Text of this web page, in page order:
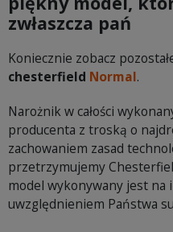
zwłaszcza pań
Koniecznie zobacz
chesterfield Normal.
Narożnik w całości
producenta z troską o
zachowaniem zasad
przetrzymujemy
model wykonywany jest na
uwzględnieniem Państwa